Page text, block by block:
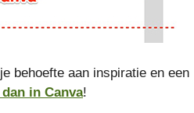
behoefte aan inspiratie en een
in Canva!